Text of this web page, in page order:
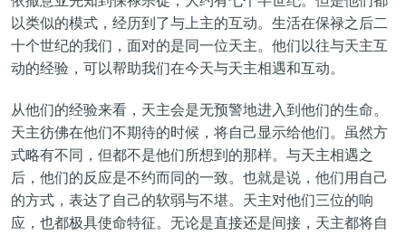
以类似的模式，经历到了与上主的互动。生活在保禄之后二
十个世纪的我们，面对的是同一位天主。他们以往与天主互
动的经验，可以帮助我们在今天与天主相遇和互动。
从他们的经验来看，天主会是无预警地进入到他们的生命。
天主彷佛在他们不期待的时候，将自己显示给他们。虽然方
式略有不同，但都不是他们所想到的那样。与天主相遇之
后，他们的反应是不约而同的一致。也就是说，他们用自己
的方式，表达了自己的软弱与不堪。天主对他们三位的响
应，也都极具使命特征。无论是直接还是间接，天主都将自